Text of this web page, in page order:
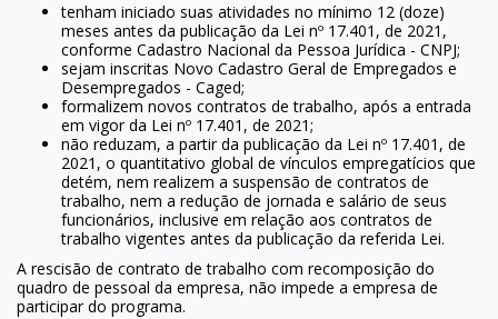
tenham iniciado suas atividades no mínimo 12 (doze)
meses antes da publicação da Lei nº 17.401, de 2021,
conforme Cadastro Nacional da Pessoa Jurídica - CNPJ;
sejam inscritas Novo Cadastro Geral de Empregados e
Desempregados - Caged;
formalizem novos contratos de trabalho, após a entrada
em vigor da Lei nº 17.401, de 2021;
não reduzam, a partir da publicação da Lei nº 17.401, de
2021, o quantitativo global de vínculos empregatícios que
detém, nem realizem a suspensão de contratos de
trabalho, nem a redução de jornada e salário de seus
funcionários, inclusive em relação aos contratos de
trabalho vigentes antes da publicação da referida Lei.
A rescisão de contrato de trabalho com recomposição do
quadro de pessoal da empresa, não impede a empresa de
participar do programa.